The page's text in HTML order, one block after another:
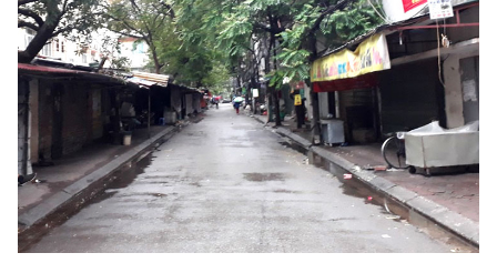
Giải pháp
Nội dung số
Chữ ký số
Giải pháp
Hệ thống nội bộ
Điều khoản sử dụng
Sơ đồ trang
Liên kết
Cơ quan chủ quản: Bộ Khoa học và Công nghệ (MST)